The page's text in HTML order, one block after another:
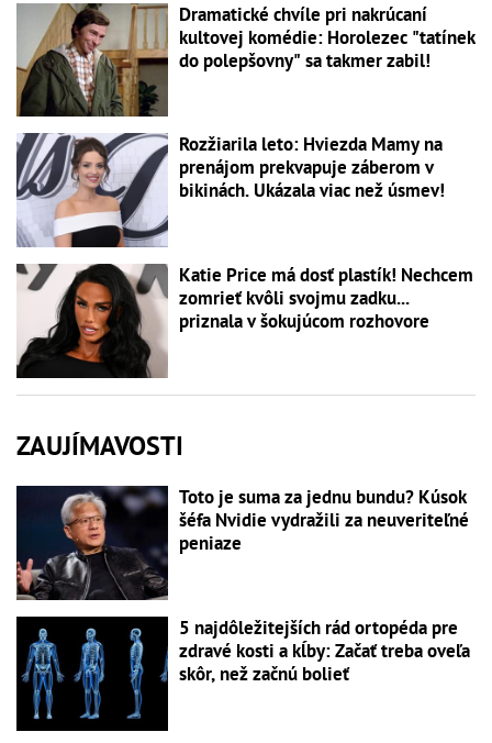
Dramatické chvíle pri nakrúcaní
kultovej komédie: Horolezec "tatínek
do polepšovny" sa takmer zabil!
Rozžiarila leto: Hviezda Mamy na
prenájom prekvapuje záberom v
bikinách. Ukázala viac než úsmev!
Katie Price má dosť plastík! Nechcem
zomrieť kvôli svojmu zadku...
priznala v šokujúcom rozhovore
ZAUJÍMAVOSTI
Toto je suma za jednu bundu? Kúsok
šéfa Nvidie vydražili za neuveriteľné
peniaze
5 najdôležitejších rád ortopéda pre
zdravé kosti a kĺby: Začať treba oveľa
skôr, než začnú bolieť